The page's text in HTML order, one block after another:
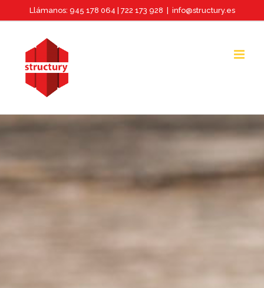
contenido
Llámanos: 945 178 064 | 722 173 928 info@structury.es